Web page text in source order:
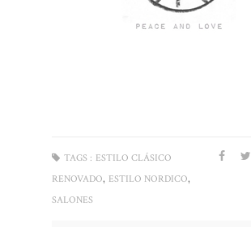
TAGS : ESTILO CLÁSICO
RENOVADO, ESTILO NORDICO,
SALONES